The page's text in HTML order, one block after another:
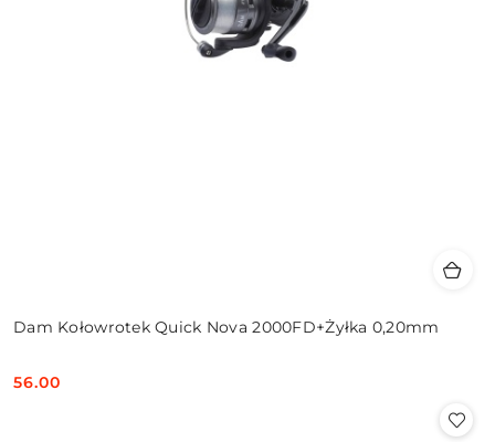
Dam Kołowrotek Quick Nova 2000FD+Żyłka 0,20mm
Cena:
56.00